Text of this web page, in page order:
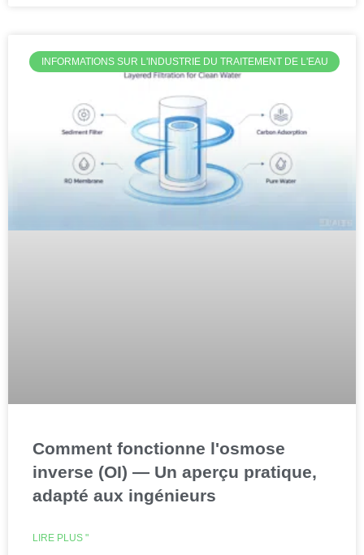
INFORMATIONS SUR L'INDUSTRIE DU TRAITEMENT DE L'EAU
Comment fonctionne l'osmose
inverse (OI) — Un aperçu pratique,
adapté aux ingénieurs
LIRE PLUS "